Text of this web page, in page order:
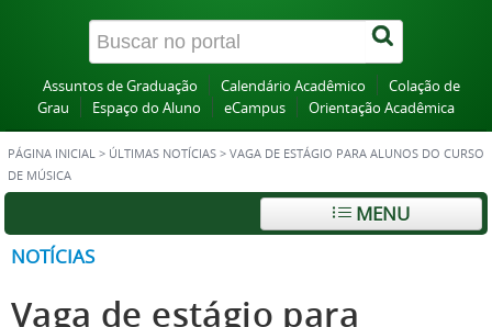
Assuntos de Graduação Calendário Acadêmico
Colação de
Grau
Espaço do Aluno eCampus Orientação Acadêmica
PÁGINA INICIAL > ÚLTIMAS NOTÍCIAS > VAGA DE ESTÁGIO PARA ALUNOS DO CURSO
DE MÚSICA
MENU
NOTÍCIAS
Vaga de estágio para